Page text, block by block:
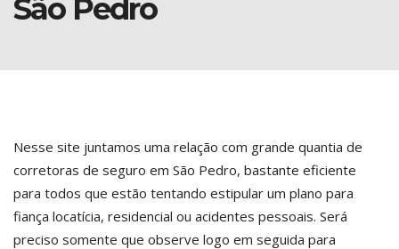
São Pedro
Nesse site juntamos uma relação com grande quantia de
corretoras de seguro em São Pedro, bastante eficiente
para todos que estão tentando estipular um plano para
fiança locatícia, residencial ou acidentes pessoais. Será
preciso somente que observe logo em seguida para